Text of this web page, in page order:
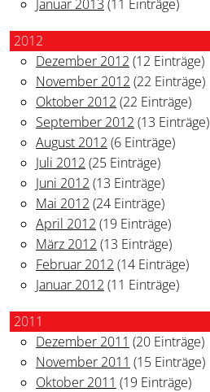
Januar 2013 (11 Einträge)
2012
Dezember 2012 (12 Einträge)
November 2012 (22 Einträge)
Oktober 2012 (22 Einträge)
September 2012 (13 Einträge)
August 2012 (6 Einträge)
Juli 2012 (25 Einträge)
Juni 2012 (13 Einträge)
Mai 2012 (24 Einträge)
April 2012 (19 Einträge)
März 2012 (13 Einträge)
Februar 2012 (14 Einträge)
Januar 2012 (11 Einträge)
2011
Dezember 2011 (20 Einträge)
November 2011 (15 Einträge)
Oktober 2011 (19 Einträge)